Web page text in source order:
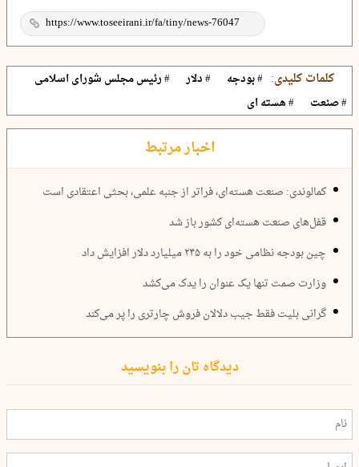
کلمات کلیدی: # بودجه # دلار
# رئیس مجلس شورای اسلامی
# صنعت
# هسته ای
اخبار مرتبط
کمالوندی: صنعت هسته‎‌‌ای، فراتر از جنبه علمی، بحثی اعتقادی است
قفل‌های صنعت هسته‌ای کشور باز شد
چین بودجه نظامی خود را به ۲۴۵ میلیارد دلار افزایش داد
وزارت صمت تنها یک عنوان را یدک می‌کشد
گرانی بلیت فقط جیب دلالان فروش چارتری را پر می‌کند
دیدگاه تان را بنویسید